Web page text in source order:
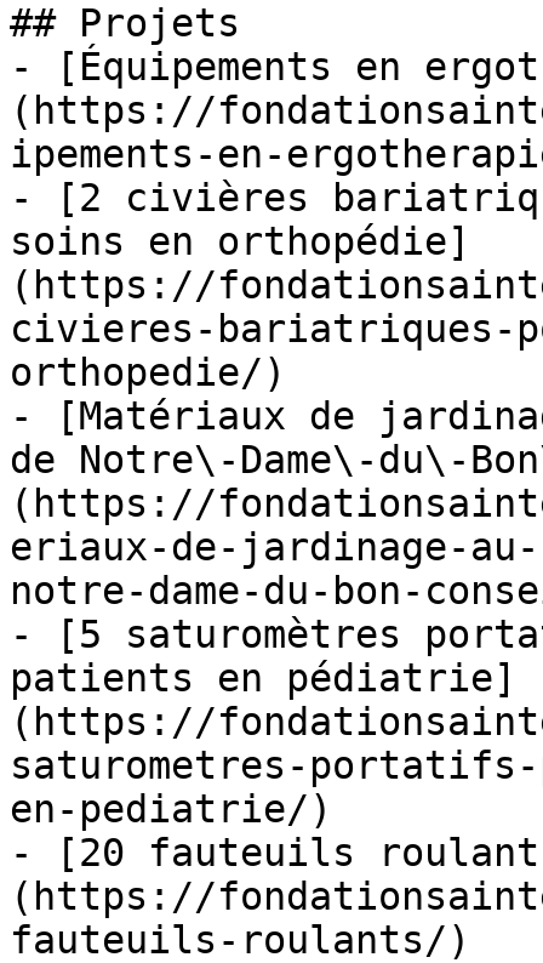
## Projets
- [Équipements en
(https://
ipements-en-
- [2 civières
soins en orthopédie]
(https://
civieres-bariatriques-
orthopedie/)
- [Matériaux de
de Notre\-Dame\-du\-
(https://
eriaux-de-jardinage-au-
notre-dame-du-bon-
- [5 saturomètres
patients en pédiatrie]
(https://
saturometres-
en-pediatrie/)
- [20 fauteuils
(https://
fauteuils-roulants/)